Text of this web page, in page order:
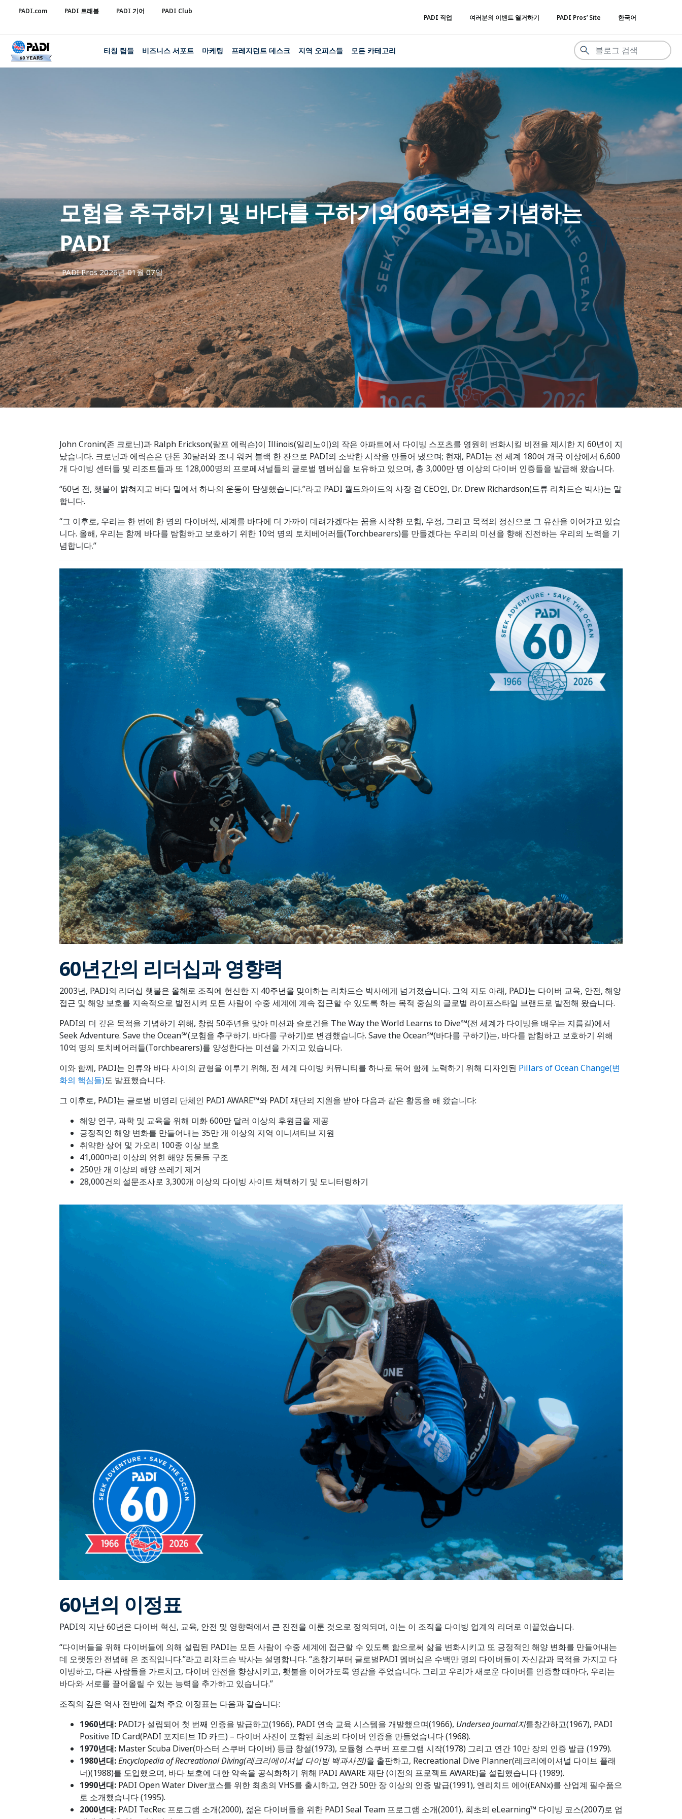
PADI.com PADI 트래블 PADI 기어 PADI Club
PADI 직업 여러분의 이벤트 열거하기 PADI Pros’ Site 한국어
티칭 팁들 비즈니스 서포트 마케팅 프레지던트 데스크 지역 오피스들 모든 카테고리
모험을 추구하기 및 바다를 구하기의 60주년을 기념하는
PADI
PADI Pros 2026년 01월 07일
John Cronin(존 크로닌)과 Ralph Erickson(랄프 에릭슨)이 Illinois(일리노이)의 작은 아파트에서 다이빙 스포츠를 영원히 변화시킬 비전을 제시한 지 60년이 지
났습니다. 크로닌과 에릭슨은 단돈 30달러와 조니 워커 블랙 한 잔으로 PADI의 소박한 시작을 만들어 냈으며; 현재, PADI는 전 세계 180여 개국 이상에서 6,600
개 다이빙 센터들 및 리조트들과 또 128,000명의 프로페셔널들의 글로벌 멤버십을 보유하고 있으며, 총 3,000만 명 이상의 다이버 인증들을 발급해 왔습니다.
“60년 전, 횃불이 밝혀지고 바다 밑에서 하나의 운동이 탄생했습니다.”라고 PADI 월드와이드의 사장 겸 CEO인, Dr. Drew Richardson(드류 리차드슨 박사)는 말
합니다.
“그 이후로, 우리는 한 번에 한 명의 다이버씩, 세계를 바다에 더 가까이 데려가겠다는 꿈을 시작한 모험, 우정, 그리고 목적의 정신으로 그 유산을 이어가고 있습
니다. 올해, 우리는 함께 바다를 탐험하고 보호하기 위한 10억 명의 토치베어러들(Torchbearers)를 만들겠다는 우리의 미션을 향해 진전하는 우리의 노력을 기
념합니다.”
60년간의 리더십과 영향력
2003년, PADI의 리더십 횃불은 올해로 조직에 헌신한 지 40주년을 맞이하는 리차드슨 박사에게 넘겨졌습니다. 그의 지도 아래, PADI는 다이버 교육, 안전, 해양
접근 및 해양 보호를 지속적으로 발전시켜 모든 사람이 수중 세계에 계속 접근할 수 있도록 하는 목적 중심의 글로벌 라이프스타일 브랜드로 발전해 왔습니다.
PADI의 더 깊은 목적을 기념하기 위해, 창립 50주년을 맞아 미션과 슬로건을 The Way the World Learns to Dive℠(전 세계가 다이빙을 배우는 지름길)에서
Seek Adventure. Save the Ocean℠(모험을 추구하기. 바다를 구하기)로 변경했습니다. Save the Ocean℠(바다를 구하기)는, 바다를 탐험하고 보호하기 위해
10억 명의 토치베어러들(Torchbearers)를 양성한다는 미션을 가지고 있습니다.
이와 함께, PADI는 인류와 바다 사이의 균형을 이루기 위해, 전 세계 다이빙 커뮤니티를 하나로 묶어 함께 노력하기 위해 디자인된 Pillars of Ocean Change(변
화의 핵심들)도 발표했습니다.
그 이후로, PADI는 글로벌 비영리 단체인 PADI AWARE™와 PADI 재단의 지원을 받아 다음과 같은 활동을 해 왔습니다:
해양 연구, 과학 및 교육을 위해 미화 600만 달러 이상의 후원금을 제공
긍정적인 해양 변화를 만들어내는 35만 개 이상의 지역 이니셔티브 지원
취약한 상어 및 가오리 100종 이상 보호
41,000마리 이상의 얽힌 해양 동물들 구조
250만 개 이상의 해양 쓰레기 제거
28,000건의 설문조사로 3,300개 이상의 다이빙 사이트 채택하기 및 모니터링하기
60년의 이정표
PADI의 지난 60년은 다이버 혁신, 교육, 안전 및 영향력에서 큰 진전을 이룬 것으로 정의되며, 이는 이 조직을 다이빙 업계의 리더로 이끌었습니다.
“다이버들을 위해 다이버들에 의해 설립된 PADI는 모든 사람이 수중 세계에 접근할 수 있도록 함으로써 삶을 변화시키고 또 긍정적인 해양 변화를 만들어내는
데 오랫동안 전념해 온 조직입니다.”라고 리차드슨 박사는 설명합니다. “초창기부터 글로벌PADI 멤버십은 수백만 명의 다이버들이 자신감과 목적을 가지고 다
이빙하고, 다른 사람들을 가르치고, 다이버 안전을 향상시키고, 횃불을 이어가도록 영감을 주었습니다. 그리고 우리가 새로운 다이버를 인증할 때마다, 우리는
바다와 서로를 끌어올릴 수 있는 능력을 추가하고 있습니다.”
조직의 깊은 역사 전반에 걸쳐 주요 이정표는 다음과 같습니다:
1960년대: PADI가 설립되어 첫 번째 인증을 발급하고(1966), PADI 연속 교육 시스템을 개발했으며(1966), Undersea Journal지를창간하고(1967), PADI
Positive ID Card(PADI 포지티브 ID 카드) – 다이버 사진이 포함된 최초의 다이버 인증을 만들었습니다 (1968).
1970년대: Master Scuba Diver(마스터 스쿠버 다이버) 등급 창설(1973), 모듈형 스쿠버 프로그램 시작(1978) 그리고 연간 10만 장의 인증 발급 (1979).
1980년대:Encyclopedia of Recreational Diving(레크리에이셔널 다이빙 백과사전)을 출판하고, Recreational Dive Planner(레크리에이셔널 다이브 플래
너)(1988)를 도입했으며, 바다 보호에 대한 약속을 공식화하기 위해 PADI AWARE 재단 (이전의 프로젝트 AWARE)을 설립했습니다 (1989).
1990년대: PADI Open Water Diver코스를 위한 최초의 VHS를 출시하고, 연간 50만 장 이상의 인증 발급(1991), 엔리치드 에어(EANx)를 산업계 필수품으
로 소개했습니다 (1995).
2000년대: PADI TecRec 프로그램 소개(2000), 젊은 다이버들을 위한 PADI Seal Team 프로그램 소개(2001), 최초의 eLearning™ 다이빙 코스(2007)로 업